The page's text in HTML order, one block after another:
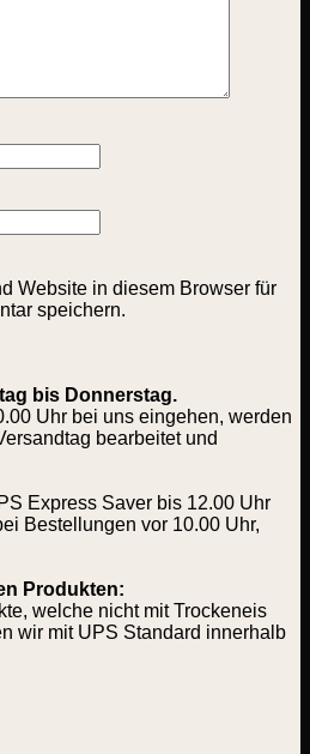
Website in diesem Browser für
speichern.
bis Donnerstag.
Uhr bei uns eingehen, werden
bearbeitet und
Express Saver bis 12.00 Uhr
Bestellungen vor 10.00 Uhr,
Produkten:
welche nicht mit Trockeneis
wir mit UPS Standard innerhalb